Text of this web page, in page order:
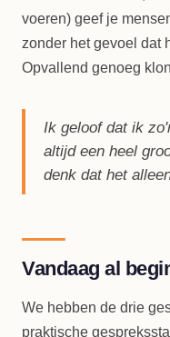
voeren) geef je
zonder het gevoel dat
Opvallend genoeg
Ik geloof dat ik
altijd een heel
denk dat het
Vandaag al
We hebben de drie
praktische